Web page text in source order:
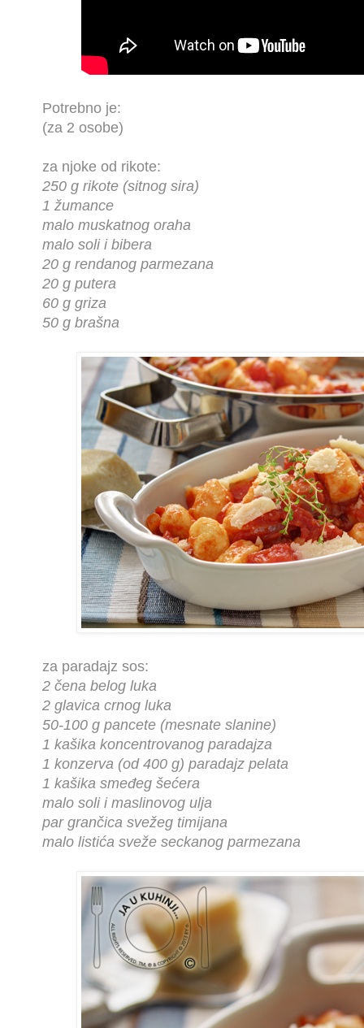
Potrebno je:
(za 2 osobe)
za njoke od rikote:
250 g rikote (sitnog sira)
1 žumance
malo muskatnog oraha
malo soli i bibera
20 g rendanog parmezana
20 g putera
60 g griza
50 g brašna
za paradajz sos:
2 čena belog luka
2 glavica crnog luka
50-100 g pancete (mesnate slanine)
1 kašika koncentrovanog paradajza
1 konzerva (od 400 g) paradajz pelata
1 kašika smeđeg šećera
malo soli i maslinovog ulja
par grančica svežeg timijana
malo listića sveže seckanog parmezana